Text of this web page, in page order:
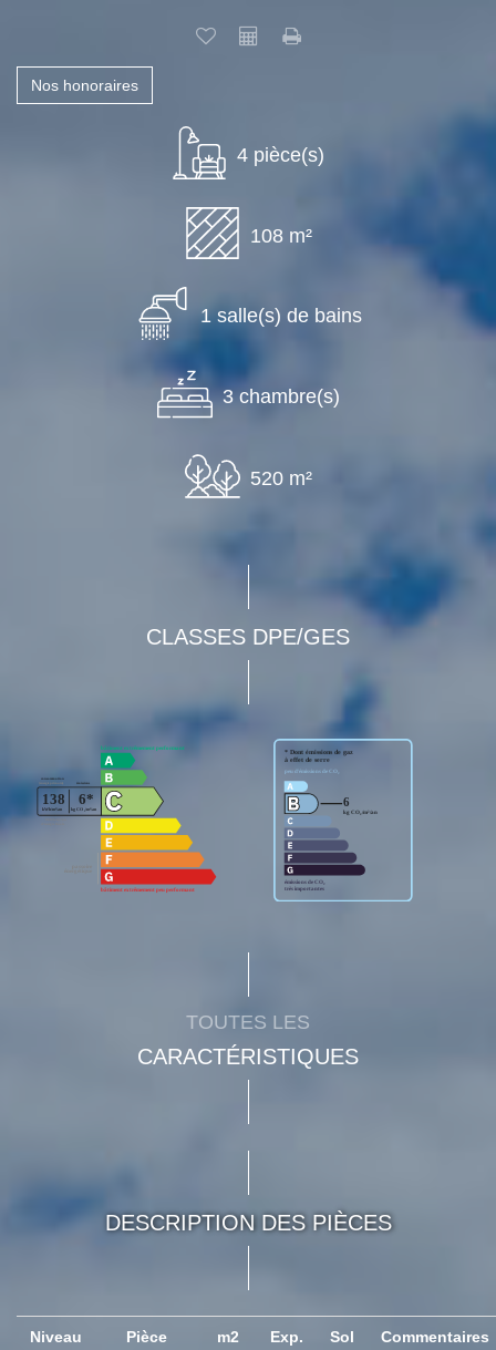
Nos honoraires
4 pièce(s)
108 m²
1 salle(s) de bains
3 chambre(s)
520 m²
CLASSES DPE/GES
TOUTES LES
CARACTÉRISTIQUES
DESCRIPTION DES PIÈCES
Niveau Pièce m2 Exp. Sol Commentaires